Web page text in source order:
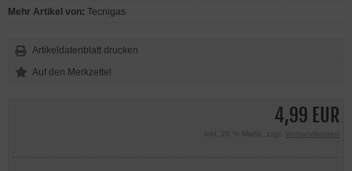
4,99 EUR
inkl. 20 % MwSt. zzgl. Versandkosten
Mehr Artikel von: Tecnigas
Artikeldatenblatt drucken